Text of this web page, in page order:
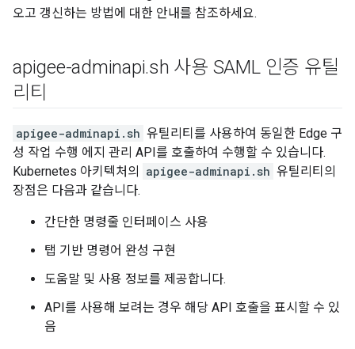
오고 갱신하는 방법에 대한 안내를 참조하세요.
apigee-adminapi.sh 사용 SAML 인증 유틸
리티
apigee-adminapi.sh 유틸리티를 사용하여 동일한 Edge 구
성 작업 수행 에지 관리 API를 호출하여 수행할 수 있습니다.
Kubernetes 아키텍처의
apigee-adminapi.sh 유틸리티의
장점은 다음과 같습니다.
간단한 명령줄 인터페이스 사용
탭 기반 명령어 완성 구현
도움말 및 사용 정보를 제공합니다.
API를 사용해 보려는 경우 해당 API 호출을 표시할 수 있
음